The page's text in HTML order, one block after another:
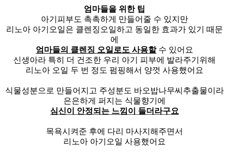
엄마들을 위한 팁
아기피부도 촉촉하게 만들어줄 수 있지만
리노아 아기오일은 클렌징오일하고 동일한 효과가 있기 때문
에
엄마들의 클렌징 오일로도 사용할수 있어요
신생아라 특히 더 건조한 우리 아기 피부에 발라주기위해
리노아 오일 두 번 정도 펌핑해서 양껏 사용했어요
식물성분으로 만들어지고 주성분도 바오밥나무씨추출물이라
은은하게 퍼지는 식물향기에
심신이 안정되는 느낌이 들더라구요
목욕시켜준 후에 다리 마사지해주면서
리노아 아기오일 사용했어요